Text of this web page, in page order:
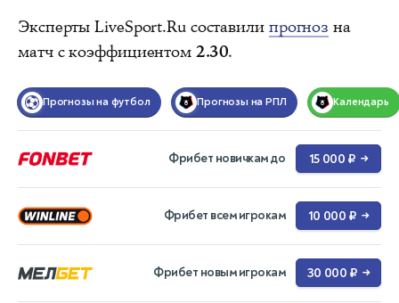
Эксперты LiveSport.Ru составили прогноз на
матч с коэффициентом 2.30.
Прогнозы на футбол Прогнозы на РПЛ Календарь
Фрибет новичкам до 15 000 ₽ →
Фрибет всем игрокам 10 000 ₽ →
Фрибет новым игрокам 30 000 ₽ →